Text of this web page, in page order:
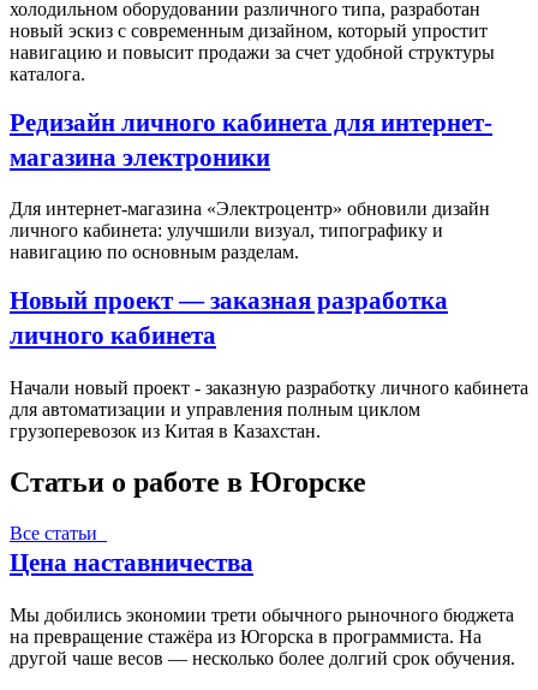
холодильном оборудовании различного типа, разработан
новый эскиз с современным дизайном, который упростит
навигацию и повысит продажи за счет удобной структуры
каталога.
Редизайн личного кабинета для интернет-
магазина электроники
Для интернет-магазина «Электроцентр» обновили дизайн
личного кабинета: улучшили визуал, типографику и
навигацию по основным разделам.
Новый проект — заказная разработка
личного кабинета
Начали новый проект - заказную разработку личного кабинета
для автоматизации и управления полным циклом
грузоперевозок из Китая в Казахстан.
Статьи о работе в Югорске
Все статьи
Цена наставничества
Мы добились экономии трети обычного рыночного бюджета
на превращение стажёра из Югорска в программиста. На
другой чаше весов — несколько более долгий срок обучения.